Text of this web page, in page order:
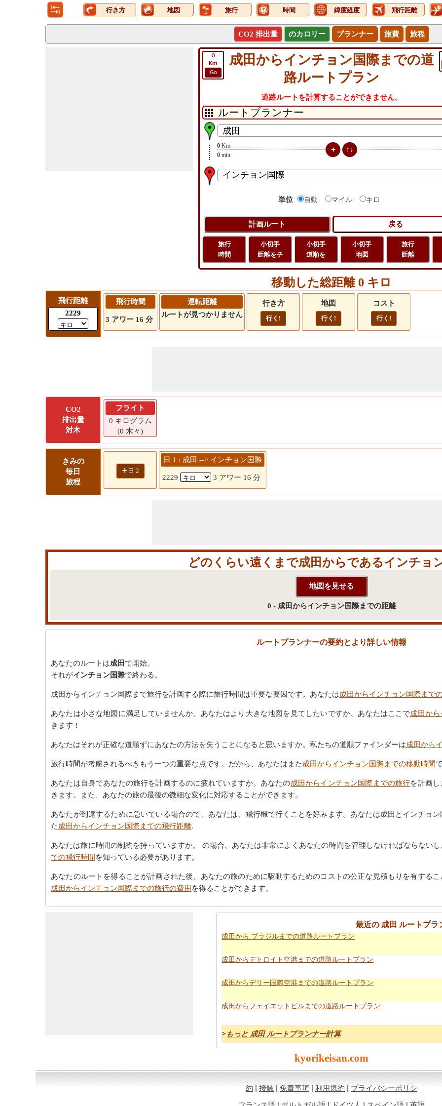
行き方 地図 旅行 時間 緯度経度 飛行距離
CO2 排出量 のカロリー プランナー 旅費 旅程
0
Km
Go
成田からインチョン国際までの道
路ルートプラン
道路ルートを計算することができません。
0 Km
0 min
単位 自動 マイル キロ
旅行
時間
小切手
距離をチ
小切手
道順を
小切手
地図
旅行
距離
移動した総距離 0 キロ
飛行距離
2229
飛行時間
3 アワー 16 分
運転距離
ルートが見つかりません
行き方
行く!
地図
行く!
コスト
行く!
CO2
排出量
対木
フライト
0 キログラム
(0 木々)
きみの
毎日
旅程
+ 日 2
日 1 : 成田 --> インチョン国際
2229 3 アワー 16 分
どのくらい遠くまで成田からであるインチョ
0 - 成田からインチョン国際までの距離
ルートプランナーの要約とより詳しい情報
あなたのルートは成田 で開始。
それがインチョン国際で終わる。
成田からインチョン国際まで旅行を計画する際に旅行時間は重要な要因です。あなたは成田からインチョン国際まで
あなたは小さな地図に満足していませんか。あなたはより大きな地図を見てしたいですか、あなたはここで成田か
きます！
あなたはそれが正確な道順ずにあなたの方法を失うことになると思いますか。私たちの道順ファインダーは成田から
旅行時間が考慮されるべきもう一つの重要な点です。だから、あなたはまた成田からインチョン国際までの移動時間
あなたは自身であなたの旅行を計画するのに疲れていますか。あなたの成田からインチョン国際までの旅行を計画
きます。また、あなたの旅の最後の微細な変化に対応することができます。
あなたが到達するために急いでいる場合ので、あなたは、飛行機で行くことを好みます。あなたは成田とインチョ
た成田からインチョン国際までの飛行距離.
あなたは旅に時間の制約を持っていますか。 の場合、あなたは非常によくあなたの時間を管理しなければならない
での飛行時間を知っている必要があります。
あなたのルートを得ることが計画された後、あなたの旅のために駆動するためのコストの公正な見積もりを有する
成田からインチョン国際までの旅行の費用を得ることができます。
最近の 成田 ルートプラ
成田から ブラジルまでの道路ルートプラン
成田からデトロイト空港までの道路ルートプラン
成田からデリー国際空港までの道路ルートプラン
成田からフェイエットビルまでの道路ルートプラン
> もっと 成田 ルートプランナー計算
kyorikeisan.com
約 | 接触 | 免責事項 | 利用規約 | プライバシーポリシ